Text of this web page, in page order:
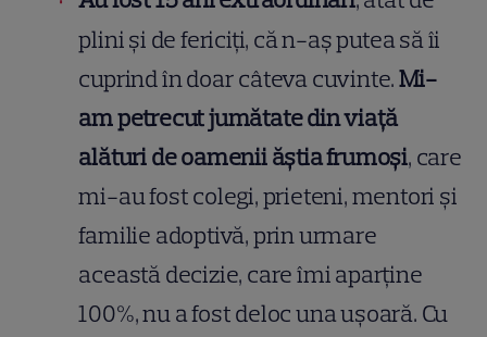
plini și de fericiți, că n-aș putea să îi
cuprind în doar câteva cuvinte.Mi-
am petrecut jumătate din viață
alături de oamenii ăștia frumoși, care
mi-au fost colegi, prieteni, mentori și
familie adoptivă, prin urmare
această decizie, care îmi aparține
100%, nu a fost deloc una ușoară. Cu